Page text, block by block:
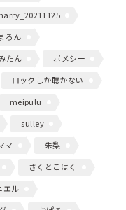
harry_20211125
ろん
たん
ポメシー
ロックしか聴かない
meipulu
sulley
マ
朱梨
さくとこはく
エル